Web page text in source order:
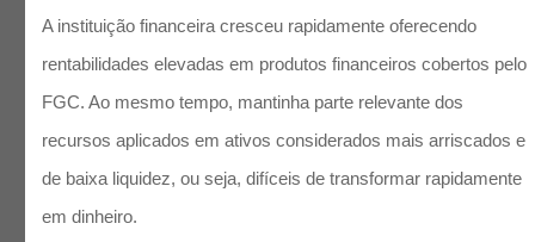
A instituição financeira cresceu rapidamente oferecendo
rentabilidades elevadas em produtos financeiros cobertos pelo
FGC. Ao mesmo tempo, mantinha parte relevante dos
recursos aplicados em ativos considerados mais arriscados e
de baixa liquidez, ou seja, difíceis de transformar rapidamente
em dinheiro.